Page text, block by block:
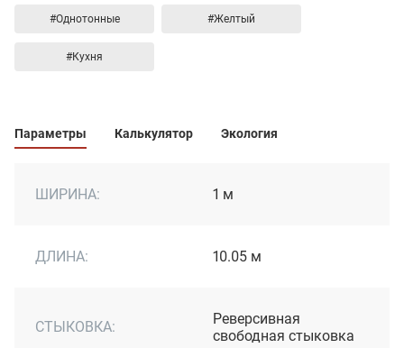
#Однотонные #Желтый
#Кухня
Параметры Калькулятор Экология
ШИРИНА: 1 м
ДЛИНА: 10.05 м
СТЫКОВКА:
Реверсивная
свободная стыковка